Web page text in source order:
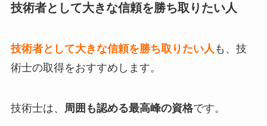
技術者として大きな信頼を勝ち取りたい人
技術者として大きな信頼を勝ち取りたい人 も、技
術士の取得をおすすめします。
技術士は、 周囲も認める最高峰の資格です。